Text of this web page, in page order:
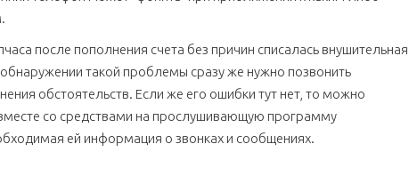
после пополнения счета без причин списалась внушительная
такой проблемы сразу же нужно позвонить
обстоятельств. Если же его ошибки тут нет, то можно
со средствами на прослушивающую программу
ей информация о звонках и сообщениях.